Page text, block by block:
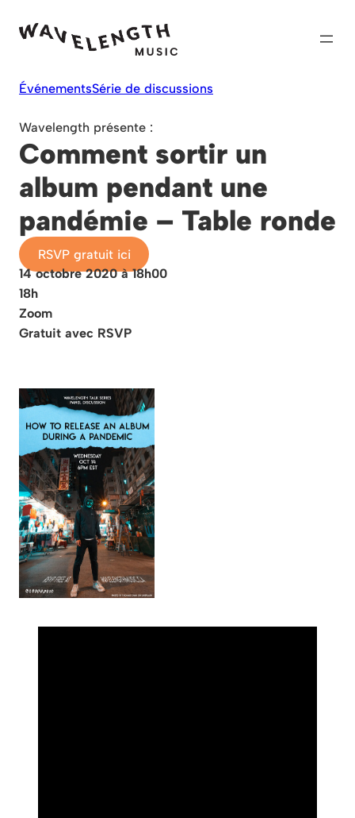
ÉvénementsSérie de discussions
Wavelength présente :
Comment sortir un
album pendant une
pandémie – Table ronde
RSVP gratuit ici
14 octobre 2020 à 18h00
18h
Zoom
Gratuit avec RSVP